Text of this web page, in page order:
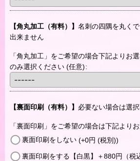
【角丸加工（有料）】 名刺の四隅を丸く
出来ません
「角丸加工」をご希望の場合下記よりお
のみ選択ください (任意):
【裏面印刷（有料）】 必要ない場合は選
「裏面印刷」をご希望の場合は下記より
裏面印刷をしない (+0円 (税別))
裏面印刷をする【白黒】＋880円（税